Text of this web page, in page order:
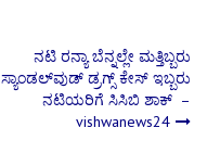
ನಟಿ ರನ್ಯಾ ಬೆನ್ನಲ್ಲೇ ಮತ್ತಿಬ್ಬರು
ಸ್ಯಾಂಡಲ್‌ವುಡ್ ಡ್ರಗ್ಸ್ ಕೇಸ್ ಇಬ್ಬರು
ನಟಿಯರಿಗೆ ಸಿಸಿಬಿ ಶಾಕ್ –
vishwanews24